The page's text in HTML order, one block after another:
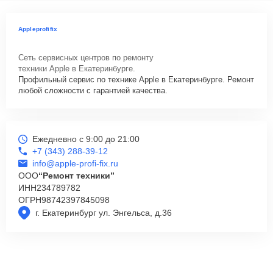
Appleprofifix
Сеть сервисных центров по ремонту
техники Apple в Екатеринбурге.
Профильный сервис по технике Apple в Екатеринбурге. Ремонт
любой сложности с гарантией качества.
г. Екатеринбург ул. Энгельса, д.36
Ежедневно с 9:00 до 21:00
+7 (343) 288-39-12
info@apple-profi-fix.ru
ООО“Ремонт техники”
ИНН234789782
ОГРН98742397845098